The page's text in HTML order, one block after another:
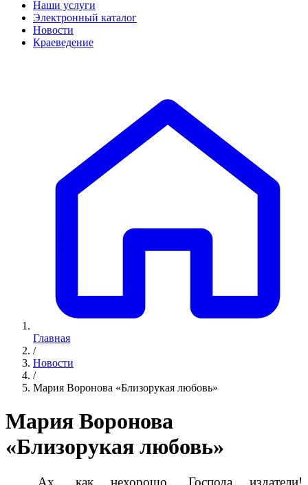
Наши услуги
Электронный каталог
Новости
Краеведение
Главная
/
Новости
/
Мария Воронова «Близорукая любовь»
Мария Воронова
«Близорукая любовь»
Ах, как нехорошо, Господа издатели!